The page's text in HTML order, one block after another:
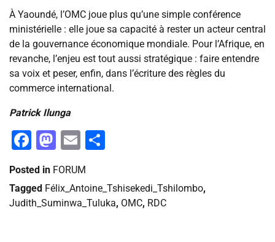
À Yaoundé, l’OMC joue plus qu’une simple conférence
ministérielle : elle joue sa capacité à rester un acteur central
de la gouvernance économique mondiale. Pour l’Afrique, en
revanche, l’enjeu est tout aussi stratégique : faire entendre
sa voix et peser, enfin, dans l’écriture des règles du
commerce international.
Patrick Ilunga
Facebook
Mastodon
Email
Posted in FORUM
Tagged Félix_Antoine_Tshisekedi_Tshilombo,
Judith_Suminwa_Tuluka, OMC, RDC